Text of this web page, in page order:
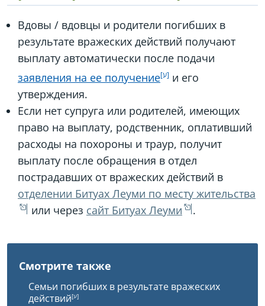
Вдовы / вдовцы и родители погибших в
результате вражеских действий получают
выплату автоматически после подачи
заявления на ее получение
и его
утверждения.
Если нет супруга или родителей, имеющих
право на выплату, родственник, оплативший
расходы на похороны и траур, получит
выплату после обращения в отдел
пострадавших от вражеских действий в
отделении Битуах Леуми по месту жительства
или через сайт Битуах Леуми .
Смотрите также
Семьи погибших в результате вражеских
действий